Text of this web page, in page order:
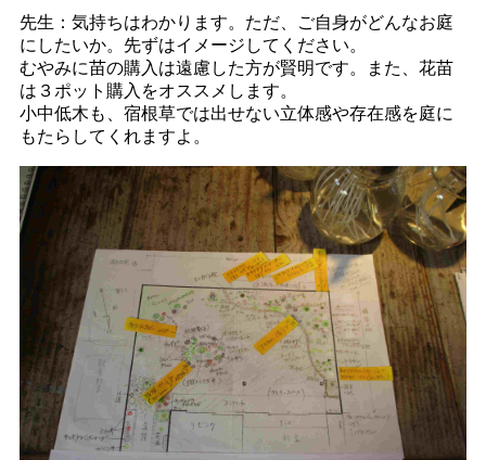
先生：気持ちはわかります。ただ、ご自身がどんなお庭
にしたいか。先ずはイメージしてください。
むやみに苗の購入は遠慮した方が賢明です。また、花苗
は３ポット購入をオススメします。
小中低木も、宿根草では出せない立体感や存在感を庭に
もたらしてくれますよ。